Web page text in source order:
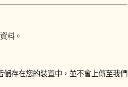
料。
存在您的裝置中，並不會上傳至我們